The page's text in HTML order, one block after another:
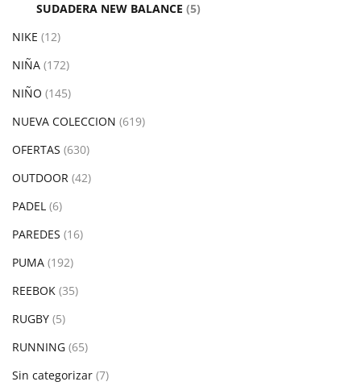
SUDADERA NEW BALANCE (5)
NIKE (12)
NIÑA (172)
NIÑO (145)
NUEVA COLECCION (619)
OFERTAS (630)
OUTDOOR (42)
PADEL (6)
PAREDES (16)
PUMA (192)
REEBOK (35)
RUGBY (5)
RUNNING (65)
Sin categorizar (7)